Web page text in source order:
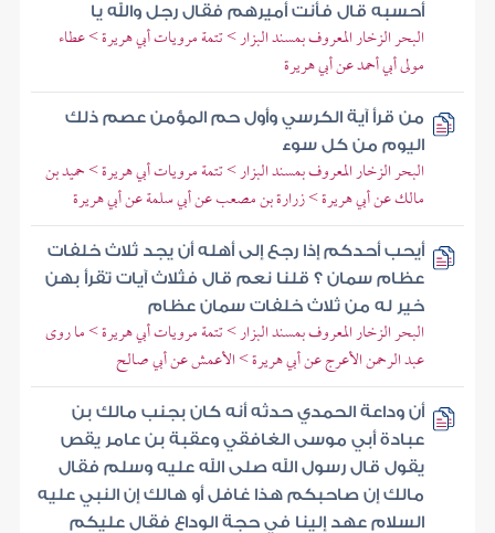
أحسبه قال فأنت أميرهم فقال رجل والله يا
البحر الزخار المعروف بمسند البزار > تتمة مرويات أبي هريرة > عطاء
مولى أبي أحمد عن أبي هريرة
من قرأ آية الكرسي وأول حم المؤمن عصم ذلك
اليوم من كل سوء
البحر الزخار المعروف بمسند البزار > تتمة مرويات أبي هريرة > حميد بن
مالك عن أبي هريرة > زرارة بن مصعب عن أبي سلمة عن أبي هريرة
أيحب أحدكم إذا رجع إلى أهله أن يجد ثلاث خلفات
عظام سمان ؟ قلنا نعم قال فثلاث آيات تقرأ بهن
خير له من ثلاث خلفات سمان عظام
البحر الزخار المعروف بمسند البزار > تتمة مرويات أبي هريرة > ما روى
عبد الرحمن الأعرج عن أبي هريرة > الأعمش عن أبي صالح
أن وداعة الحمدي حدثه أنه كان بجنب مالك بن
عبادة أبي موسى الغافقي وعقبة بن عامر يقص
يقول قال رسول الله صلى الله عليه وسلم فقال
مالك إن صاحبكم هذا غافل أو هالك إن النبي عليه
السلام عهد إلينا في حجة الوداع فقال عليكم